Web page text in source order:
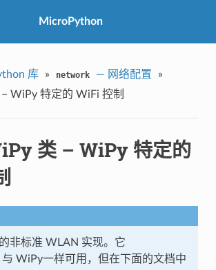
MicroPython
库 » network — 网络配置
»
WiPy 特定的 WiFi 控制
类 – WiPy 特定的
非标准 WLAN 实现。它
与 WiPy一样可用，但在下面的文档中